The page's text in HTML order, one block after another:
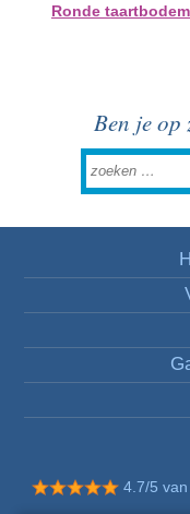
Ronde
Ben je op
4.7/5 van